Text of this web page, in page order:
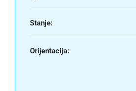
Stanje:
Orijentacija: